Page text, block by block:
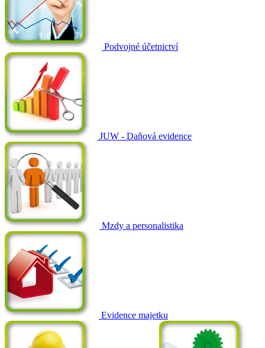
Podvojné účetnictví
JUW - Daňová evidence
Mzdy a personalistika
Evidence majetku